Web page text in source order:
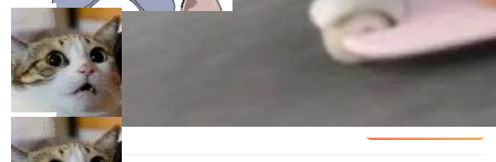
x / Harmony PC curl -fsSL https://solon.noea
r.org/solon...
不断累积，代码仓中的模块关系、接口契约、业
务逻辑等关键信息往往分散于数十乃至数百个文
件之中，形成高度复杂的知识关联网络。传统的
代码检索手段（如关键词匹配、目录遍历）仅能
在语法层面完成文本定位，难以触及代码的语义
内涵与结构关联，导致开发者使用代码智能体在
名90后算法工程师王某，为了给自己接的私活腾
服务器空间，删光了公司AI游戏部门的全部核心
数据。 王某2024年1月入职东城区某科技公司AI
短剧部门，有互联网大厂背景。在公司内部架构
调整期间，部门三次通知全员将数据从A集群迁
移到B集群，王某都回复了"收到"。 他没有迁移
局
Cloudflare 分享推理优化实践：KV ca
che 量化 + 权重压缩，吞吐量提升 4
1%，成本降 30%
Kimi 和 GLM 是当前最强的大模型系列之一，但
它们有一个共同的问题：太吃显存了。月之暗面
的 Kimi K 系列和智谱的 GLM 都是长上下文、M
局